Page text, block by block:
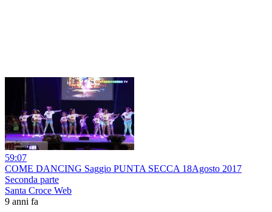
59:07
COME DANCING Saggio PUNTA SECCA 18Agosto 2017
Seconda parte
Santa Croce Web
9 anni fa